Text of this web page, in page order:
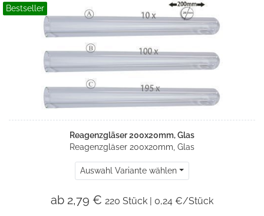
Bestseller
Reagenzgläser 200x20mm, Glas
Reagenzgläser 200x20mm, Glas
Auswahl Variante wählen
ab 2,79 € 220 Stück | 0,24 €/Stück